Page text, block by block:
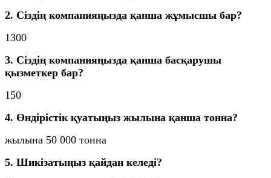
2. Сіздің компанияңызда қанша жұмысшы бар?
1300
3. Сіздің компанияңызда қанша басқарушы
қызметкер бар?
150
4. Өндірістік қуатыңыз жылына қанша тонна?
жылына 50 000 тонна
5. Шикізатыңыз қайдан келеді?